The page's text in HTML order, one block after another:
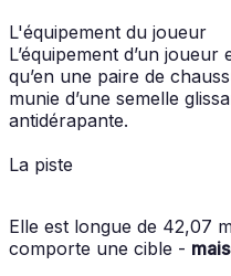
L'équipement du joueur
L’équipement d’un
qu’en une paire de
munie d’une semelle
antidérapante.
La piste
Elle est longue de 42,07
comporte une cible -